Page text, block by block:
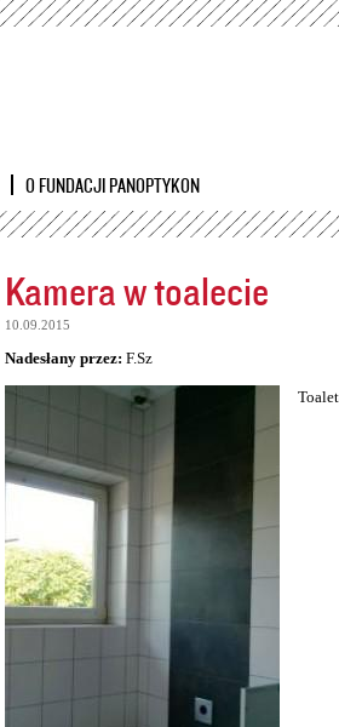
Przejdź
O FUNDACJI PANOPTYKON
Kamera w toalecie
10.09.2015
Nadesłany przez: F.Sz